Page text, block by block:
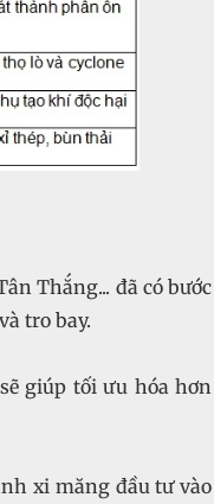
Thắng... đã có bước
tro bay.
giúp tối ưu hóa hơn
xi măng đầu tư vào